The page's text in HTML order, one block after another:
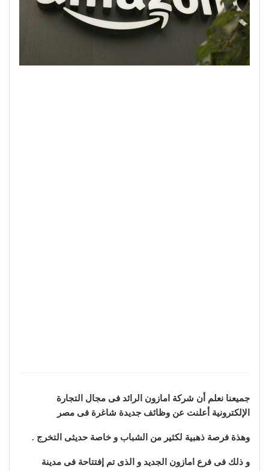
جميعنا نعلم أن شركة امازون الرائد فى مجال التجارة
الإلكترونية أعلنت عن وظائف جديدة شاغرة فى مصر
وهذة فرصة ذهبية لكثير من الشباب و خاصة حديثى التخرج .
و ذلك فى فرع امازون الجديد و الذى تم إفتتاحة فى مدينة